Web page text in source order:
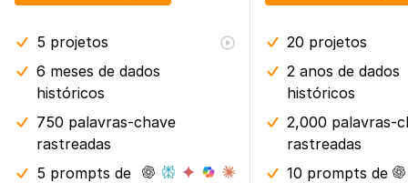
5 projetos
6 meses de dados
históricos
750 palavras-chave
rastreadas
5 prompts de
20 projetos
2 anos de dados
históricos
2,000 palavras-
rastreadas
10 prompts de